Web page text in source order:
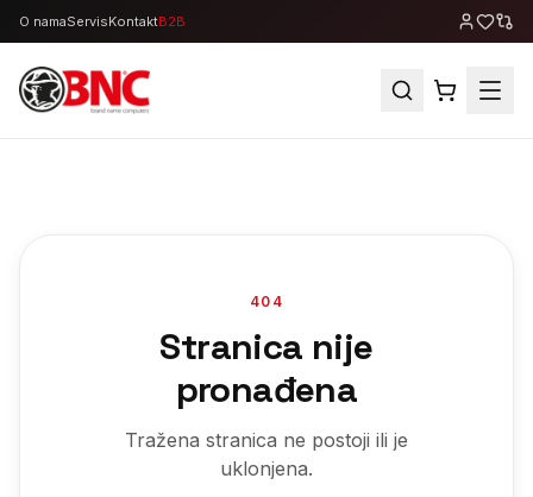
O namaServisKontaktB2B
404
Stranica nije
pronađena
Tražena stranica ne postoji ili je
uklonjena.